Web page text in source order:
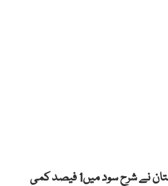
اسٹیٹ بینک آف پاکستان نے شرح سود میں1 فیصد کمی